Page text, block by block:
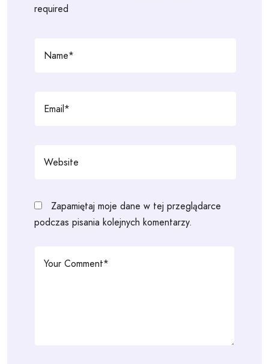
required
Zapamiętaj moje dane w tej przeglądarce
podczas pisania kolejnych komentarzy.